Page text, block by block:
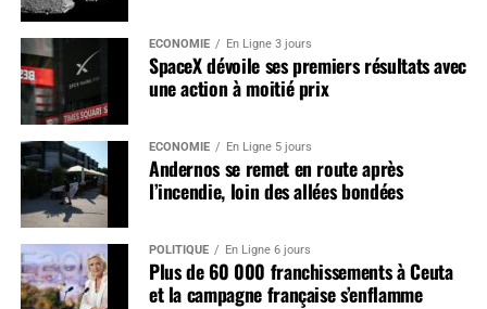
ÉCONOMIE En Ligne 3 jours
SpaceX dévoile ses premiers résultats avec
une action à moitié prix
ÉCONOMIE En Ligne 5 jours
Andernos se remet en route après
l’incendie, loin des allées bondées
POLITIQUE En Ligne 6 jours
Plus de 60 000 franchissements à Ceuta
et la campagne française s’enflamme